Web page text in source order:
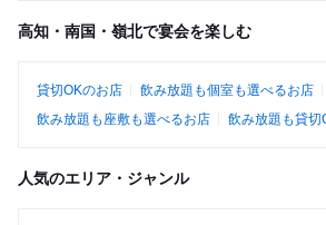
高知・南国・嶺北で宴会を楽しむ
貸切OKのお店
飲み放題も個室も選べるお店
飲み放題も座敷も選べるお店
飲み放題も貸切
人気のエリア・ジャンル